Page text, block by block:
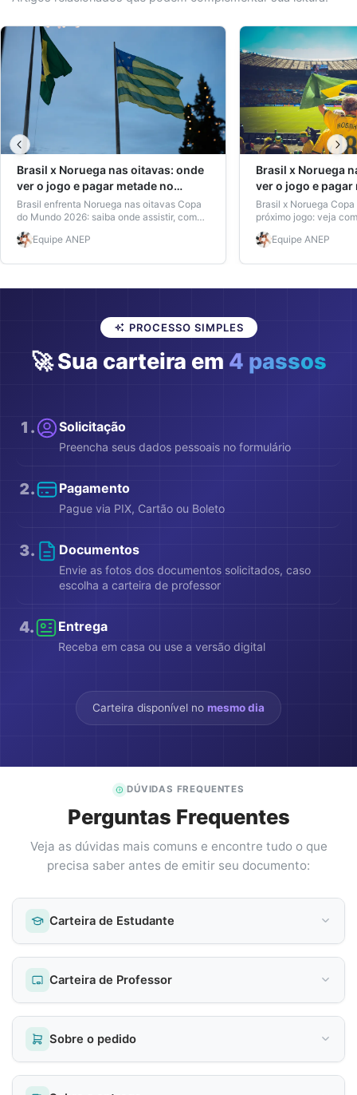
Brasil x Noruega nas oitavas: onde
ver o jogo e pagar metade no
ingresso
Brasil enfrenta Noruega nas oitavas Copa
do Mundo 2026: saiba onde assistir, como
garantir meia-entrada em cinemas e
eventos, e economizar de verdade.
Equipe ANEP
Brasil x Noruega
ver o jogo e pagar
ingresso
Brasil x Noruega
próximo jogo: veja
pagando meia-
e economizar com a
Equipe ANEP
PROCESSO SIMPLES
🚀 Sua carteira em 4 passos
1 . Solicitação
Preencha seus dados pessoais no formulário
2. Pagamento
Pague via PIX, Cartão ou Boleto
3. Documentos
Envie as fotos dos documentos solicitados, caso
escolha a carteira de professor
4. Entrega
Receba em casa ou use a versão digital
Carteira disponível no mesmo dia
DÚVIDAS FREQUENTES
Perguntas Frequentes
Veja as dúvidas mais comuns e encontre tudo o que
precisa saber antes de emitir seu documento:
Carteira de Estudante
Carteira de Professor
Sobre o pedido